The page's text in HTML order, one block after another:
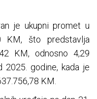
je ukupni promet u
KM, što predstavlja
KM, odnosno 4,29
godine, kada je
KM.